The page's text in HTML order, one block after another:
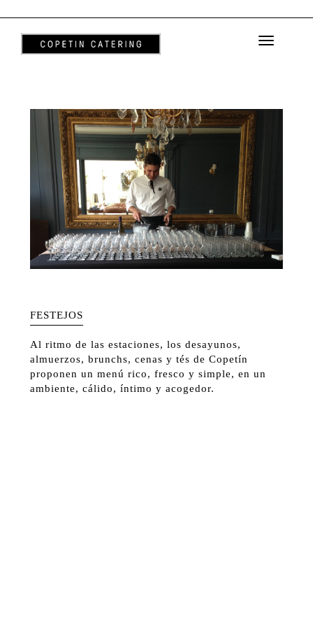
FESTEJOS
Al ritmo de las estaciones, los desayunos,
almuerzos, brunchs, cenas y tés de Copetín
proponen un menú rico, fresco y simple, en un
ambiente, cálido, íntimo y acogedor.